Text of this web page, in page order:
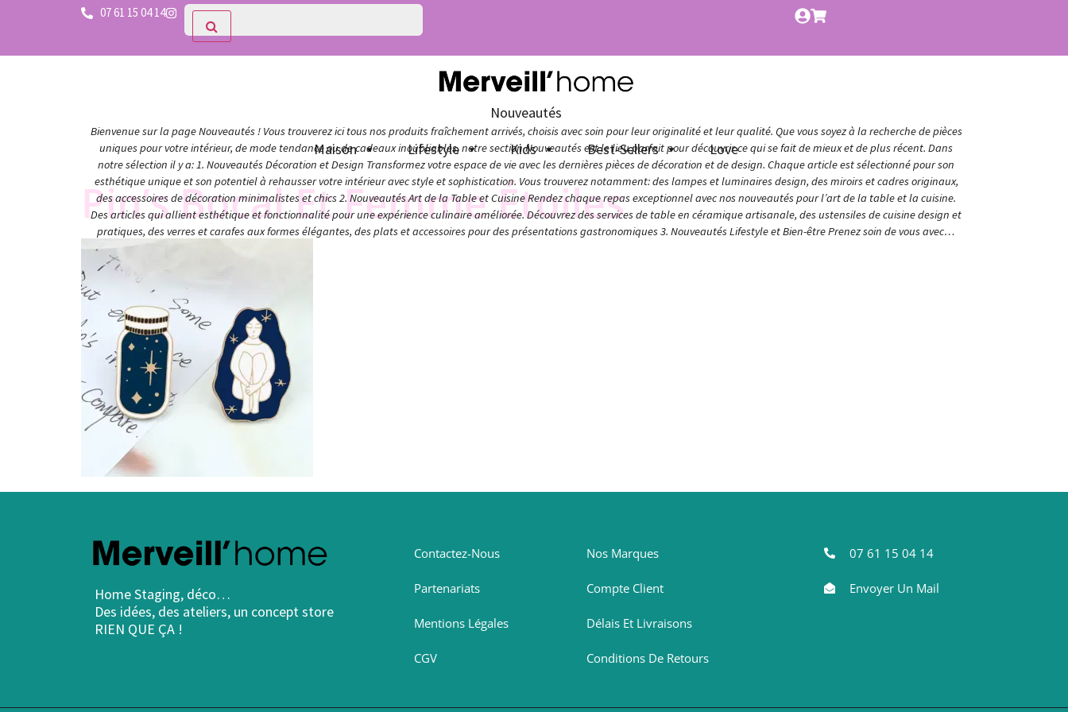
07 61 15 04 14
Nouveautés
Bienvenue sur la page Nouveautés ! Vous trouverez ici tous nos produits fraîchement arrivés, choisis avec soin pour leur originalité et leur qualité. Que vous soyez à la recherche de pièces
uniques pour votre intérieur, de mode tendance ou de cadeaux inoubliables, notre section Nouveautés est le lieu parfait pour découvrir ce qui se fait de mieux et de plus récent. Dans
notre sélection il y a: 1. Nouveautés Décoration et Design Transformez votre espace de vie avec les dernières pièces de décoration et de design. Chaque article est sélectionné pour son
esthétique unique et son potentiel à rehausser votre intérieur avec style et sophistication. Vous trouverez notamment: des lampes et luminaires design, des miroirs et cadres originaux,
des accessoires de décoration minimalistes et chics 2. Nouveautés Art de la Table et Cuisine Rendez chaque repas exceptionnel avec nos nouveautés pour l’art de la table et la cuisine.
Des articles qui allient esthétique et fonctionnalité pour une expérience culinaire améliorée. Découvrez des services de table en céramique artisanale, des ustensiles de cuisine design et
pratiques, des verres et carafes aux formes élégantes, des plats et accessoires pour des présentations gastronomiques 3. Nouveautés Lifestyle et Bien-être Prenez soin de vous avec…
Maison Lifestyle Kids Best-Sellers Love
Pin’s Bocal Et Femme Étoiles
Home Staging, déco…
Des idées, des ateliers, un concept store
RIEN QUE ÇA !
Contactez-Nous
Partenariats
Mentions Légales
CGV
Nos Marques
Compte Client
Délais Et Livraisons
Conditions De Retours
07 61 15 04 14
Envoyer Un Mail